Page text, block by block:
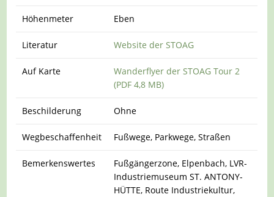
Höhenmeter Eben
Literatur Website der STOAG
Auf Karte
Wanderflyer der STOAG Tour 2
(PDF 4,8 MB)
Beschilderung Ohne
Wegbeschaffenheit Fußwege, Parkwege, Straßen
Bemerkenswertes
Fußgängerzone, Elpenbach, LVR-
Industriemuseum ST. ANTONY-
HÜTTE, Route Industriekultur,